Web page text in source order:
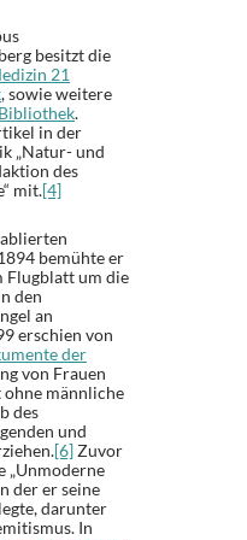
besitzt die
21
, sowie weitere
.
in der
„Natur- und
des
mit.[4]
bemühte er
Flugblatt um die
den
an
erschien von
der
von Frauen
männliche
des
und
[6]Zuvor
„Unmoderne
der er seine
darunter
In